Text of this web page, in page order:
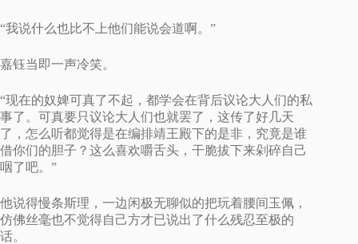
“我说什么也比不上他们能说会道啊。”
嘉钰当即一声冷笑。
“现在的奴婢可真了不起，都学会在背后议论大人们的私
事了。可真要只议论大人们也就罢了，这传了好几天
了，怎么听都觉得是在编排靖王殿下的是非，究竟是谁
借你们的胆子？这么喜欢嚼舌头，干脆拔下来剁碎自己
咽了吧。”
他说得慢条斯理，一边闲极无聊似的把玩着腰间玉佩，
仿佛丝毫也不觉得自己方才已说出了什么残忍至极的
话。